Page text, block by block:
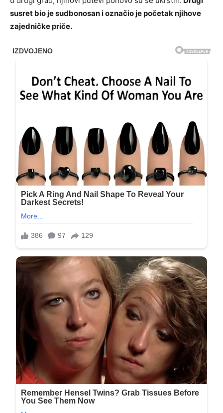
susret bio je sudbonosan i označio je početak njihove
zajedničke priče.